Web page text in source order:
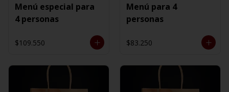
Menú especial para
4 personas
$109.550
Menú para 4
personas
$83.250